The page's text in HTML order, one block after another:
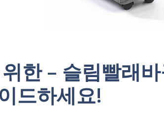
한 – 슬림빨래
드하세요!